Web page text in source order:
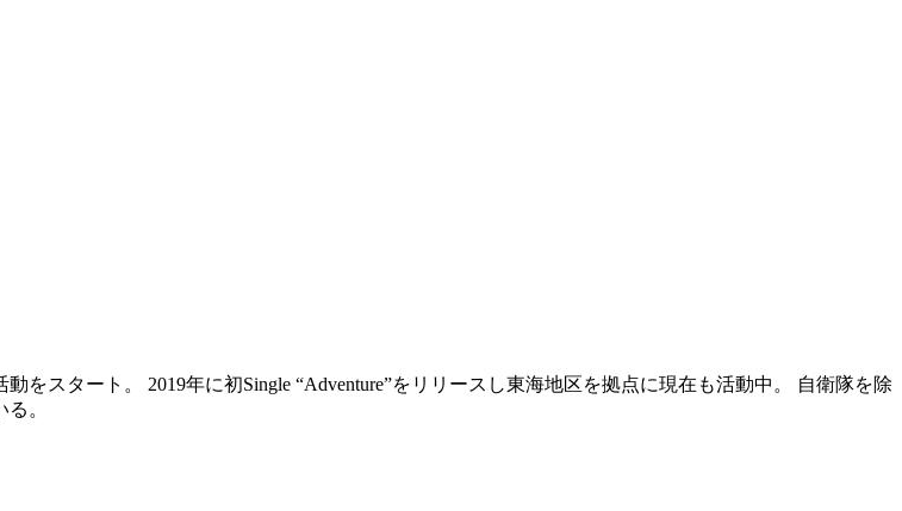
をスタート。 2019年に初Single “Adventure”をリリースし東海地区を拠点に現在も活動中。 自衛隊を除
。